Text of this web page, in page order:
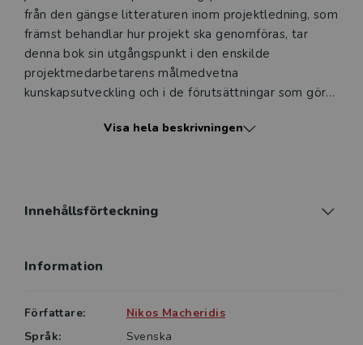
från den gängse litteraturen inom projektledning, som
främst ­behandlar hur projekt ska genomföras, tar
denna bok sin utgångspunkt i den enskilde
projektmedarbetarens målmedvetna
kunskapsutveckling och i de förutsättningar som gör
områden, så kallade projektaspekter, om vilka
projektlednings­arbetet därmed ska bli effektivt.
kapitel om det entreprenöriella projektet samt med
governance, kontrollmekanismer och grad av kontroll
Visa hela beskrivningen
Innehållsförteckning
Information
Författare:
Nikos Macheridis
Språk:
Svenska